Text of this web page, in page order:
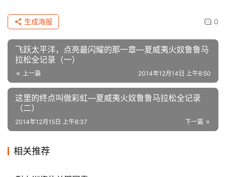
0
生成海报
​飞跃太平洋，点亮最闪耀的那一章—夏威夷火奴鲁鲁马
拉松全记录（一）
上一篇 2014年12月14日 上午8:50
​这里的终点叫做彩虹—夏威夷火奴鲁鲁马拉松全记录
（二）
下一篇
2014年12月15日 上午8:37
相关推荐